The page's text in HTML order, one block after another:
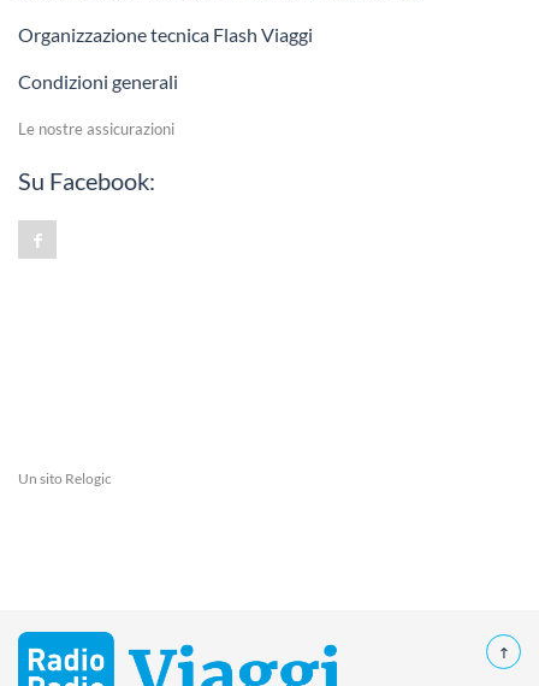
Organizzazione tecnica Flash Viaggi
Condizioni generali
Le nostre assicurazioni
Su Facebook:
Un sito Relogic